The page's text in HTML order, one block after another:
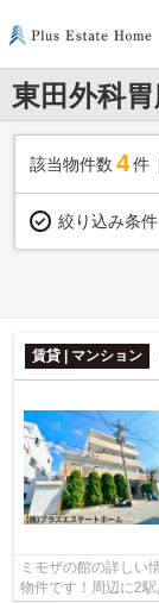
東田外科
該当物件数 4件
絞り込み条件
賃貸 | マンション
ミモザの館の詳しい
物件です！周辺に2